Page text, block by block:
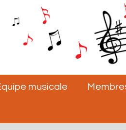
musicale